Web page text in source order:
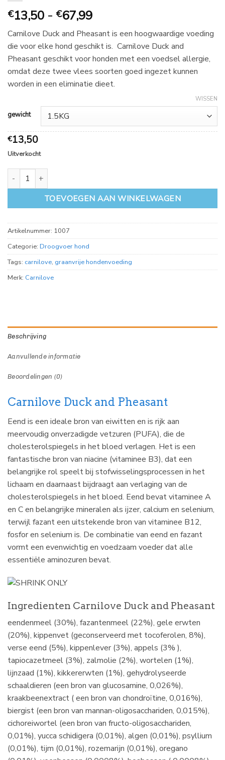
€13,50 - €67,99Prijsklasse:
13,50
tot
€
67,99
Carnilove Duck and Pheasant is een hoogwaardige voeding
die voor elke hond geschikt is. Carnilove Duck and
Pheasant geschikt voor honden met een voedsel allergie,
omdat deze twee vlees soorten goed ingezet kunnen
worden in een eliminatie dieet.
gewicht
WISSEN
€13,50
Uitverkocht
Carnilove Duck and Pheasant aantal
TOEVOEGEN AAN WINKELWAGEN
Artikelnummer: 1007
Categorie: Droogvoer hond
Tags: carnilove, graanvrije hondenvoeding
Merk: Carnilove
Beschrijving
Aanvullende informatie
Beoordelingen (0)
Carnilove Duck and Pheasant
Eend is een ideale bron van eiwitten en is rijk aan
meervoudig onverzadigde vetzuren (PUFA), die de
cholesterolspiegels in het bloed verlagen. Het is een
fantastische bron van niacine (vitaminee B3), dat een
belangrijke rol speelt bij stofwisselingsprocessen in het
lichaam en daarnaast bijdraagt aan verlaging van de
cholesterolspiegels in het bloed. Eend bevat vitaminee A
en C en belangrijke mineralen als ijzer, calcium en selenium,
terwijl fazant een uitstekende bron van vitaminee B12,
fosfor en selenium is. De combinatie van eend en fazant
vormt een evenwichtig en voedzaam voeder dat alle
essentiële aminozuren bevat.
Ingredienten Carnilove Duck and Pheasant
eendenmeel (30%), fazantenmeel (22%), gele erwten
(20%), kippenvet (geconserveerd met tocoferolen, 8%),
verse eend (5%), kippenlever (3%), appels (3% ),
tapiocazetmeel (3%), zalmolie (2%), wortelen (1%),
lijnzaad (1%), kikkererwten (1%), gehydrolyseerde
schaaldieren (een bron van glucosamine, 0,026%),
kraakbeenextract ( een bron van chondroïtine, 0,016%),
biergist (een bron van mannan-oligosacchariden, 0,015%),
cichoreiwortel (een bron van fructo-oligosacchariden,
0,01%), yucca schidigera (0,01%), algen (0,01%), psyllium
(0,01%), tijm (0,01%), rozemarijn (0,01%), oregano